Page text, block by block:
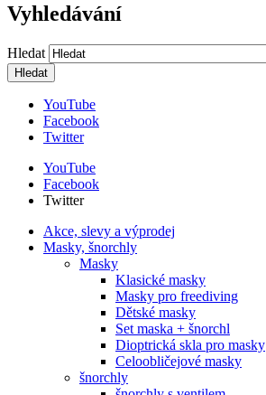
Vyhledávání
Hledat
YouTube
Facebook
Twitter
YouTube
Facebook
Twitter
Akce, slevy a výprodej
Masky, šnorchly
Masky
Klasické masky
Masky pro freediving
Dětské masky
Set maska + šnorchl
Dioptrická skla pro masky
Celoobličejové masky
šnorchly